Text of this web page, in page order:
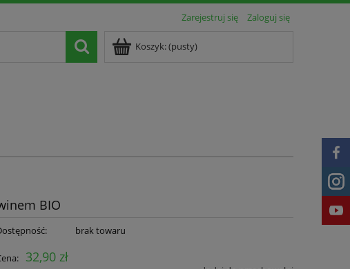
Zarejestruj się Zaloguj się
Koszyk:(pusty)
BIO
brak towaru
32,90 zł